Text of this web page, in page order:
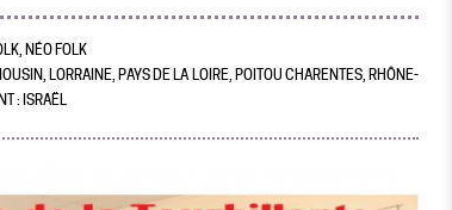
NÉO FOLK
LORRAINE, PAYS DE LA LOIRE, POITOU CHARENTES, RHÔNE-
: ISRAËL